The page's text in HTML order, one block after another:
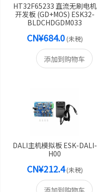
HT32F65233 直流无刷电机
开发板 (GD+MOS) ESK32-
BLDCHDGDM033
CN¥684.0(未税)
添加到购物车
DALI主机模拟板 ESK-DALI-
H00
CN¥212.4(未税)
添加到购物车